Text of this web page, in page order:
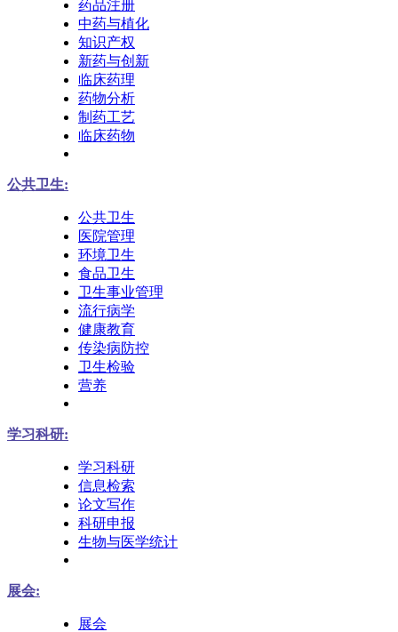
药品注册
中药与植化
知识产权
新药与创新
临床药理
药物分析
制药工艺
临床药物
公共卫生:
公共卫生
医院管理
环境卫生
食品卫生
卫生事业管理
流行病学
健康教育
传染病防控
卫生检验
营养
学习科研:
学习科研
信息检索
论文写作
科研申报
生物与医学统计
展会:
展会